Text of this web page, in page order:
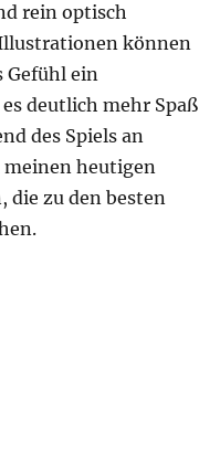
rein optisch
können
Gefühl ein
deutlich mehr Spaß
des Spiels an
meinen heutigen
die zu den besten